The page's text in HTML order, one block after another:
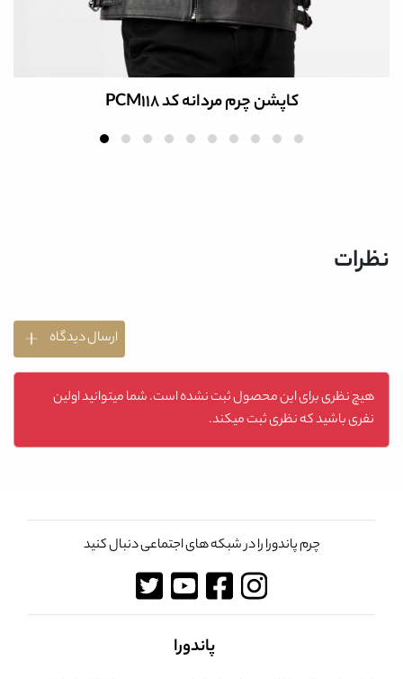
کاپشن چرم مردانه کد PCM118
نظرات
ارسال دیدگاه
هیچ نظری برای این محصول ثبت نشده است. شما میتوانید اولین
نفری باشید که نظری ثبت میکند.
چرم پاندورا را در شبکه های اجتماعی دنبال کنید
پاندورا